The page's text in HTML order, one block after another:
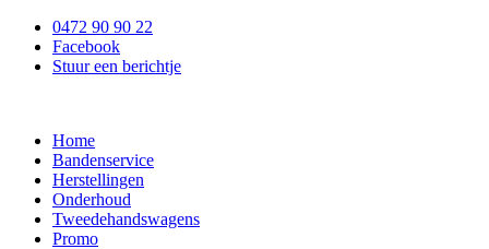
Spring
naar
0472 90 90 22
Facebook
Stuur een berichtje
Home
Bandenservice
Herstellingen
Onderhoud
Tweedehandswagens
Promo